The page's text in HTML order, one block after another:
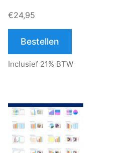
€24,95
Bestellen
Inclusief 21% BTW